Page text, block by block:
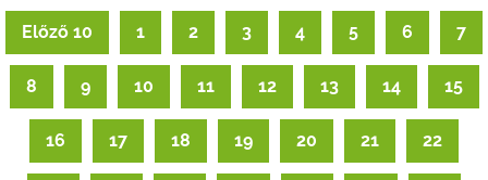
Előző 10 1 2 3 4 5 6 7
8 9 10 11 12 13 14 15
16 17 18 19 20 21 22